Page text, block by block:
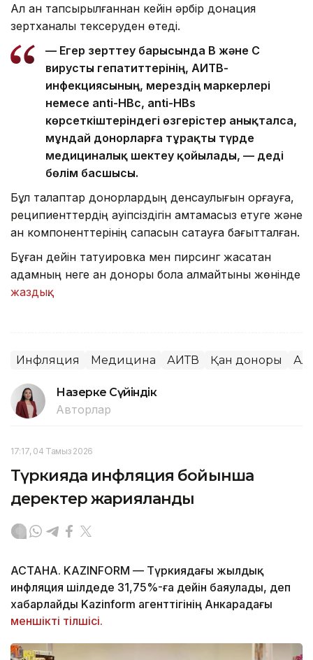
Ал қан тапсырылғаннан кейін әрбір донация
зертханалық тексеруден өтеді.
— Егер зерттеу барысында В және С
вирусты гепатиттерінің, АИТВ-
инфекциясының, мерездің маркерлері
немесе anti-HBc, anti-HBs
көрсеткіштеріндегі өзгерістер анықталса,
мұндай донорларға тұрақты түрде
медициналық шектеу қойылады, — деді
бөлім басшысы.
Бұл талаптар донорлардың денсаулығын қорғауға,
реципиенттердің қауіпсіздігін қамтамасыз етуге және
қан компоненттерінің сапасын сақтауға бағытталған.
Бұған дейін татуировка мен пирсинг жасатқан
адамның неге қан доноры бола алмайтыны жөнінде
жаздық.
Инфляция Медицина АИТВ Қан доноры
Назерке Сүйіндік
Авторлар
17:17, 04 Тамыз 2026
Түркияда инфляция бойынша
деректер жарияланды
АСТАНА. KAZINFORM — Түркиядағы жылдық
инфляция шілдеде 31,75%-ға дейін баяулады, деп
хабарлайды Kazinform агенттігінің Анкарадағы
меншікті тілшісі.